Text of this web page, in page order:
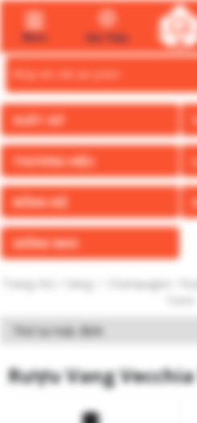
Menu Giới Thiệu
Search
for:
XUẤT XỨ
THƯƠNG HIỆU
NỒNG ĐỘ
GIỐNG NHO
Trang chủ Vang ✅ Champagne
Rượu Vang